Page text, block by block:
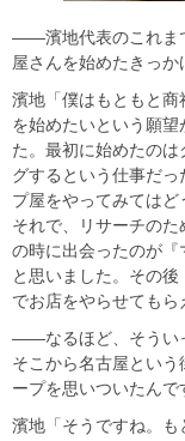
――濱地代表のこれま
屋さんを始めたきっ
濱地「僕はもともと
を始めたいという願
た。最初に始めたの
グするという仕事だ
プ屋をやってみてはど
それで、リサーチの
の時に出会ったのが
と思いました。その
でお店をやらせてもら
――なるほど、そうい
そこから名古屋とい
ープを思いついたんで
濱地「そうですね。